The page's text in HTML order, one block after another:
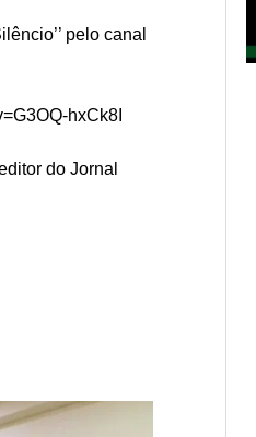
pelo canal
hxCk8I
do Jornal